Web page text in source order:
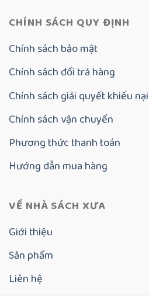
CHÍNH SÁCH QUY ĐỊNH
Chính sách bảo mật
Chính sách đổi trả hàng
Chính sách giải quyết khiếu nại
Chính sách vận chuyển
Phương thức thanh toán
Hướng dẫn mua hàng
VỀ NHÀ SÁCH XƯA
Giới thiệu
Sản phẩm
Liên hệ